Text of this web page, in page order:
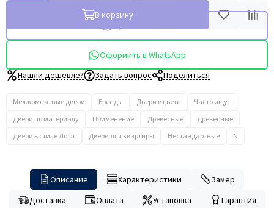
В корзину
Оформить в WhatsApp
Нашли дешевле?
Задать вопрос Поделиться
Межкомнатные двери Бренды Двери в цвете
Часто ищут
Двери по материалу
Применение Древесные
Древесные
Двери в стиле Лофт
Двери для квартиры Нестандартные N
Описание Характеристики
Замер
Доставка
Оплата Установка
Гарантия